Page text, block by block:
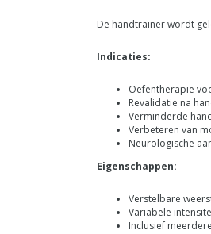
De handtrainer wordt
Indicaties:
Oefentherapie
Revalidatie na
Verminderde
Verbeteren van
Neurologische
Eigenschappen:
Verstelbare
Variabele
Inclusief